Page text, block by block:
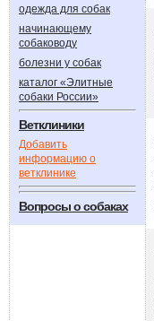
одежда для собак
начинающему
собаководу
болезни у собак
каталог «Элитные
собаки России»
Ветклиники
Добавить
информацию о
ветклинике
Вопросы о собаках